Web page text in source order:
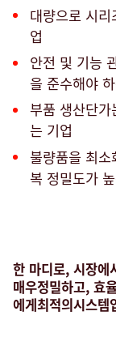
대량으로 시
업
안전 및 기능
을 준수해야
부품 생산단
는 기업
불량품을 최
복 정밀도가
한 마디로, 시장에
매우정밀하고, 효
에게최적의시스템
Tube